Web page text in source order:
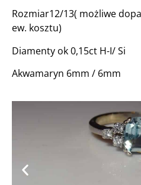
Rozmiar12/13( możliwe
ew. kosztu)
Diamenty ok 0,15ct H-I/ Si
Akwamaryn 6mm / 6mm